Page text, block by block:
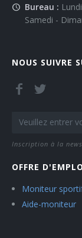
Bureau :
Samedi -
NOUS SUIVRE
Inscription à la
OFFRE
Moniteur
Aide-moniteur